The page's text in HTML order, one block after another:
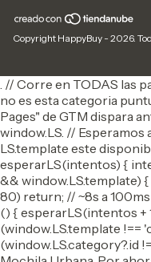
Copyright HappyBuy - 2026.
. // Corre en TODAS las
no es esta categoria
Pages" de GTM dispara
window.LS. //
LS.template este
esperarLS(intentos) {
&& window.LS.template)
80) return; // ~8s a
() { esperarLS(intentos +
(window.LS.template !==
(window.LS.category?.id